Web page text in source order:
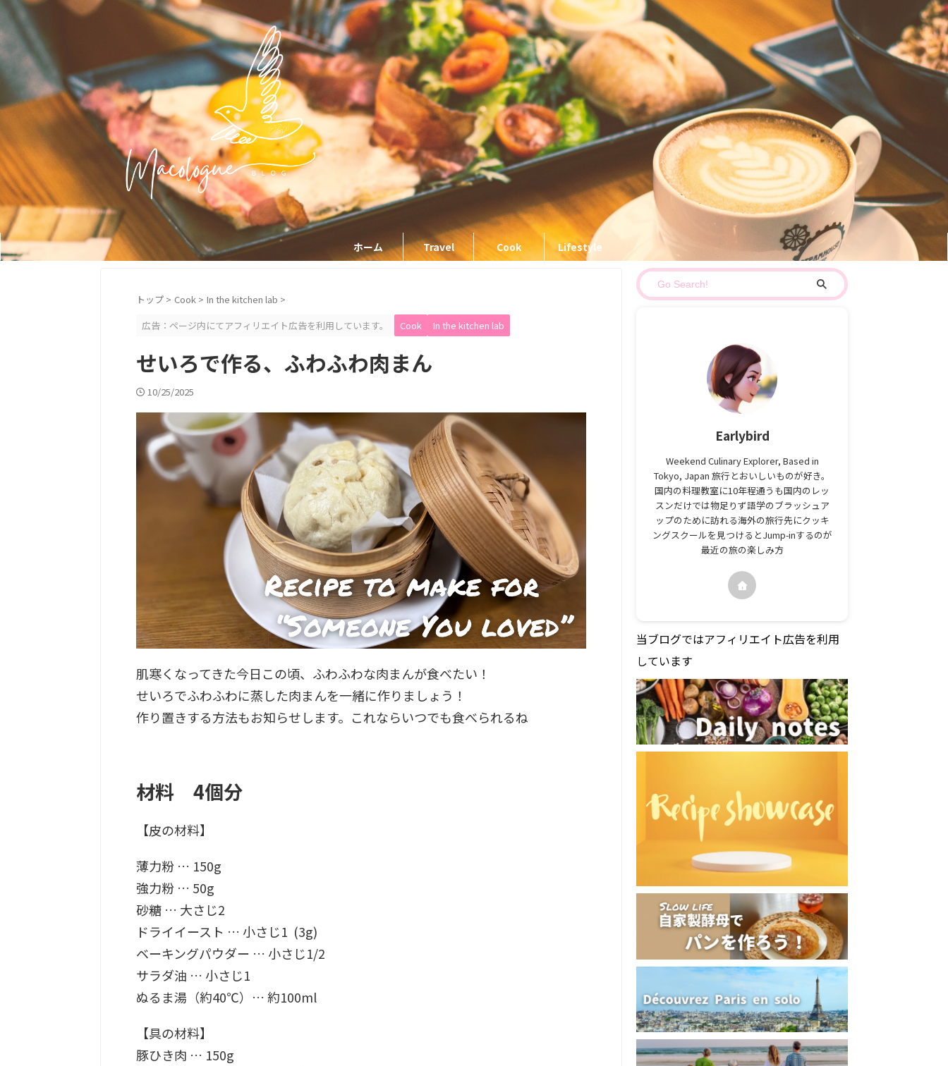
ホーム Travel Cook Lifestyle
トップ > Cook > In the kitchen lab >
広告：ページ内にてアフィリエイト広告を利用しています。
Cook In the kitchen lab
せいろで作る、ふわふわ肉まん
10/25/2025
肌寒くなってきた今日この頃、ふわふわな肉まんが食べたい！
せいろでふわふわに蒸した肉まんを一緒に作りましょう！
作り置きする方法もお知らせします。これならいつでも食べられるね
材料 4個分
【皮の材料】
薄力粉 … 150g
強力粉 … 50g
砂糖 … 大さじ2
ドライイースト … 小さじ1 (3g)
ベーキングパウダー … 小さじ1/2
サラダ油 … 小さじ1
ぬるま湯（約40℃）… 約100ml
【具の材料】
豚ひき肉 … 150g
Earlybird
Weekend Culinary Explorer, Based in
Tokyo, Japan 旅行とおいしいものが好き。
国内の料理教室に10年程通うも国内のレッ
スンだけでは物足りず語学のブラッシュア
ップのために訪れる海外の旅行先にクッキ
ングスクールを見つけるとJump-inするのが
最近の旅の楽しみ方
当ブログではアフィリエイト広告を利用
しています